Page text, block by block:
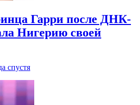
Гарри после ДНК-
Нигерию своей
спустя